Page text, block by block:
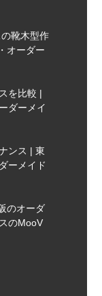
の靴木型作
オーダー
を比較 |
ダーメイ
ンス | 東
ーメイド
のオーダ
のMooV